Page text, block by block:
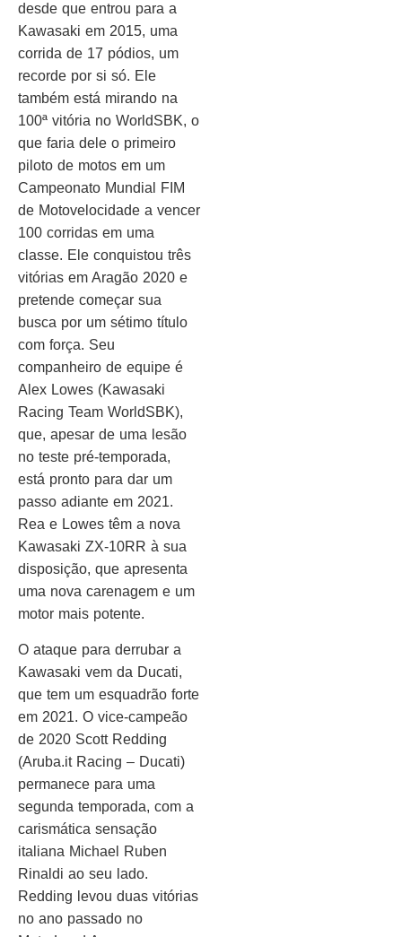
desde que entrou para a
Kawasaki em 2015, uma
corrida de 17 pódios, um
recorde por si só. Ele
também está mirando na
100ª vitória no WorldSBK, o
que faria dele o primeiro
piloto de motos em um
Campeonato Mundial FIM
de Motovelocidade a vencer
100 corridas em uma
classe. Ele conquistou três
vitórias em Aragão 2020 e
pretende começar sua
busca por um sétimo título
com força. Seu
companheiro de equipe é
Alex Lowes (Kawasaki
Racing Team WorldSBK),
que, apesar de uma lesão
no teste pré-temporada,
está pronto para dar um
passo adiante em 2021.
Rea e Lowes têm a nova
Kawasaki ZX-10RR à sua
disposição, que apresenta
uma nova carenagem e um
motor mais potente.
O ataque para derrubar a
Kawasaki vem da Ducati,
que tem um esquadrão forte
em 2021. O vice-campeão
de 2020 Scott Redding
(Aruba.it Racing – Ducati)
permanece para uma
segunda temporada, com a
carismática sensação
italiana Michael Ruben
Rinaldi ao seu lado.
Redding levou duas vitórias
no ano passado no